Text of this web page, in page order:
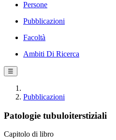
Persone
Pubblicazioni
Facoltà
Ambiti Di Ricerca
☰
Pubblicazioni
Patologie tubuloiterstiziali
Capitolo di libro